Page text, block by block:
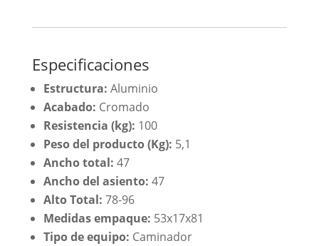
Especificaciones
Estructura: Aluminio
Acabado: Cromado
Resistencia (kg): 100
Peso del producto (Kg): 5,1
Ancho total: 47
Ancho del asiento: 47
Alto Total: 78-96
Medidas empaque: 53x17x81
Tipo de equipo: Caminador